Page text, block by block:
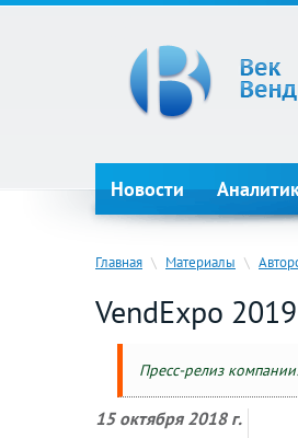
Новости
Главная \ Материалы \
VendExpo 2019
Пресс-релиз
15 октября 2018 г.